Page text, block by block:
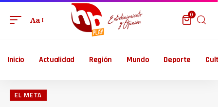
Aa
0
Inicio Actualidad Región Mundo Deporte
EL META